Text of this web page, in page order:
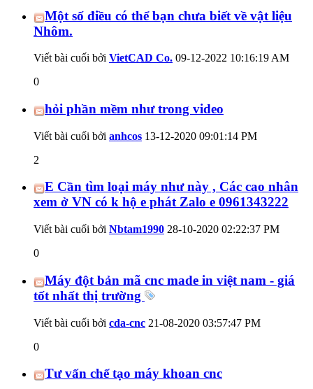
Một số điều có thể bạn chưa biết về vật liệu
Nhôm.
Viết bài cuối bởi VietCAD Co. 09-12-2022 10:16:19 AM
0
hỏi phần mềm như trong video
Viết bài cuối bởi anhcos 13-12-2020 09:01:14 PM
2
E Cần tìm loại máy như này , Các cao nhân
xem ở VN có k hộ e phát Zalo e 0961343222
Viết bài cuối bởi Nbtam1990 28-10-2020 02:22:37 PM
0
Máy đột bản mã cnc made in việt nam - giá
tốt nhất thị trường
Viết bài cuối bởi cda-cnc 21-08-2020 03:57:47 PM
0
Tư vấn chế tạo máy khoan cnc